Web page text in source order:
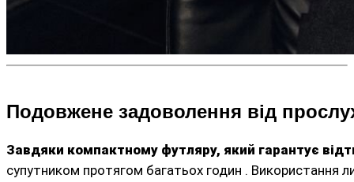
Подовжене задоволення від
Завдяки компактному футляру, який гарантує
супутником протягом багатьох годин . Використання